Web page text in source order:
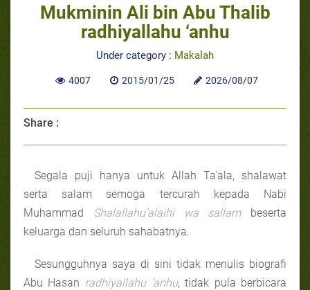
Mukminin Ali bin Abu Thalib
radhiyallahu ‘anhu
Under category : Makalah
4007 2015/01/25 2026/08/07
Share :
Segala puji hanya untuk Allah Ta'ala, shalawat
serta salam semoga tercurah kepada Nabi
Muhammad Shalallahu’alaihi wa sallam beserta
keluarga dan seluruh sahabatnya.
Sesungguhnya saya di sini tidak menulis biografi
Abu Hasan radhiyallahu ‘anhu, tidak pula berbicara